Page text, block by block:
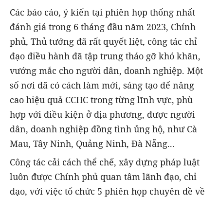
Các báo cáo, ý kiến tại phiên họp thống nhất
đánh giá trong 6 tháng đầu năm 2023, Chính
phủ, Thủ tướng đã rất quyết liệt, công tác chỉ
đạo điều hành đã tập trung tháo gỡ khó khăn,
vướng mắc cho người dân, doanh nghiệp. Một
số nơi đã có cách làm mới, sáng tạo để nâng
cao hiệu quả CCHC trong từng lĩnh vực, phù
hợp với điều kiện ở địa phương, được người
dân, doanh nghiệp đồng tình ủng hộ, như Cà
Mau, Tây Ninh, Quảng Ninh, Đà Nẵng...
Công tác cải cách thể chế, xây dựng pháp luật
luôn được Chính phủ quan tâm lãnh đạo, chỉ
đạo, với việc tổ chức 5 phiên họp chuyên đề về